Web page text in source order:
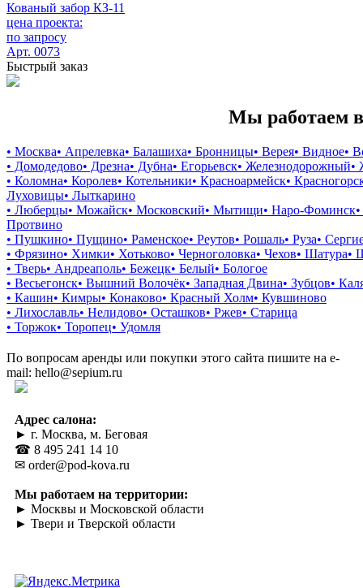
Кованый забор КЗ-11
цена проекта:
по запросу
Арт. 0073
Быстрый заказ
Мы работаем в
• Москва• Апрелевка• Балашиха• Бронницы• Верея• Видное•
• Домодедово• Дрезна• Дубна• Егорьевск• Железнодорожный•
• Коломна• Королев• Котельники• Красноармейск•
Луховицы• Лыткарино
• Люберцы• Можайск• Московский• Мытищи• Наро-Фоминск
Протвино
• Пушкино• Пущино• Раменское• Реутов• Рошаль• Руза•
• Фрязино• Химки• Хотьково• Черноголовка• Чехов• Шатура•
• Тверь• Андреаполь• Бежецк• Белый• Бологое
• Весьегонск• Вышний Волочёк• Западная Двина• Зубцов•
• Кашин• Кимры• Конаково• Красный Холм• Кувшиново
• Лихославль• Нелидово• Осташков• Ржев• Старица
• Торжок• Торопец• Удомля
По вопросам аренды или покупки этого сайта пишите на e-
mail: hello@sepium.ru
Адрес салона:
► г. Москва, м. Беговая
☎ 8 495 241 14 10
✉ order@pod-kova.ru
Мы работаем на территории:
► Москвы и Московской области
► Твери и Тверской области